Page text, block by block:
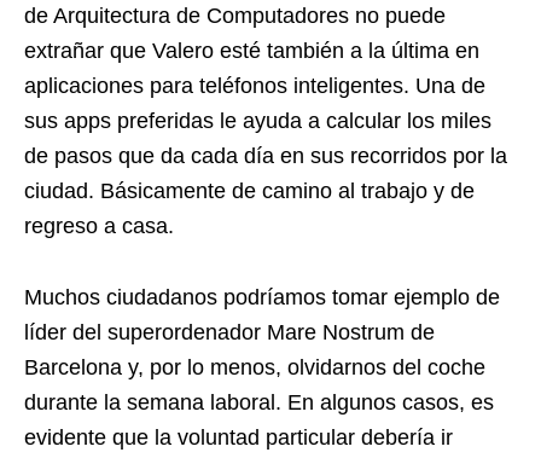
de Arquitectura de Computadores no puede
extrañar que Valero esté también a la última en
aplicaciones para teléfonos inteligentes. Una de
sus apps preferidas le ayuda a calcular los miles
de pasos que da cada día en sus recorridos por la
ciudad. Básicamente de camino al trabajo y de
regreso a casa.
Muchos ciudadanos podríamos tomar ejemplo de
líder del superordenador Mare Nostrum de
Barcelona y, por lo menos, olvidarnos del coche
durante la semana laboral. En algunos casos, es
evidente que la voluntad particular debería ir